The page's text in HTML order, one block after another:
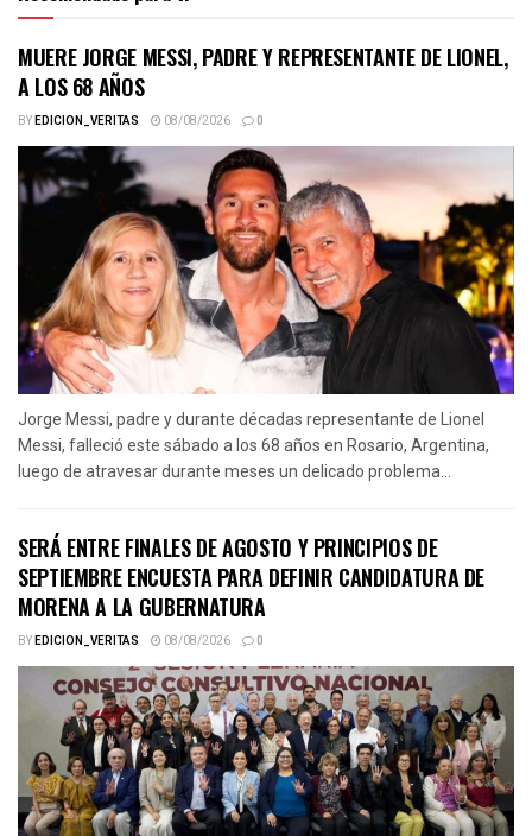
MUERE JORGE MESSI, PADRE Y REPRESENTANTE DE LIONEL,
A LOS 68 AÑOS
BYEDICION_VERITAS 08/08/2026 0
Jorge Messi, padre y durante décadas representante de Lionel
Messi, falleció este sábado a los 68 años en Rosario, Argentina,
luego de atravesar durante meses un delicado problema...
SERÁ ENTRE FINALES DE AGOSTO Y PRINCIPIOS DE
SEPTIEMBRE ENCUESTA PARA DEFINIR CANDIDATURA DE
MORENA A LA GUBERNATURA
BYEDICION_VERITAS 08/08/2026 0